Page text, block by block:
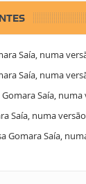
Saía, numa
Saía, numa
Gomara Saía,
Saía, numa
Gomara Saía,